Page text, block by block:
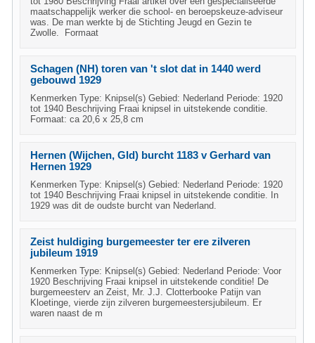
maatschappelijk werker die school- en beroepskeuze-adviseur
was. De man werkte bj de Stichting Jeugd en Gezin te
Zwolle. Formaat
Schagen (NH) toren van 't slot dat in 1440 werd
gebouwd 1929
Kenmerken Type: Knipsel(s) Gebied: Nederland Periode: 1920
tot 1940 Beschrijving Fraai knipsel in uitstekende conditie.
Formaat: ca 20,6 x 25,8 cm
Hernen (Wijchen, Gld) burcht 1183 v Gerhard van
Hernen 1929
Kenmerken Type: Knipsel(s) Gebied: Nederland Periode: 1920
tot 1940 Beschrijving Fraai knipsel in uitstekende conditie. In
1929 was dit de oudste burcht van Nederland.
Zeist huldiging burgemeester ter ere zilveren
jubileum 1919
Kenmerken Type: Knipsel(s) Gebied: Nederland Periode: Voor
1920 Beschrijving Fraai knipsel in uitstekende conditie! De
burgemeesterv an Zeist, Mr. J.J. Clotterbooke Patijn van
Kloetinge, vierde zijn zilveren burgemeestersjubileum. Er
waren naast de m